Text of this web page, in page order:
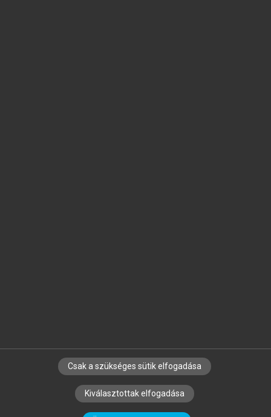
SZERZŐKNEK CÉGEKNEK KÖNYVTÁROSOKNAK
SZERKESZTÉSI ÉS LEKTORÁLÁSI ALAPELVEK
Csak a szükséges sütik elfogadása
Kiválasztottak elfogadása